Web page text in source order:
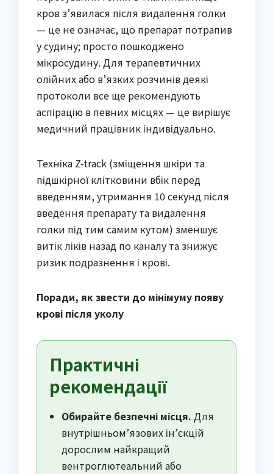
кров з’явилася після видалення голки
— це не означає, що препарат потрапив
у судину; просто пошкоджено
мікросудину. Для терапевтичних
олійних або в’язких розчинів деякі
протоколи все ще рекомендують
аспірацію в певних місцях — це вирішує
медичний працівник індивідуально.
Техніка Z-track (зміщення шкіри та
підшкірної клітковини вбік перед
введенням, утримання 10 секунд після
введення препарату та видалення
голки під тим самим кутом) зменшує
витік ліків назад по каналу та знижує
ризик подразнення і крові.
Поради, як звести до мінімуму появу
крові після уколу
Практичні
рекомендації
Обирайте безпечні місця. Для
внутрішньом’язових ін’єкцій
дорослим найкращий
вентроглютеальний або